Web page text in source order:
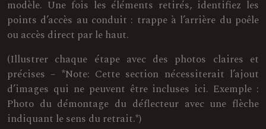
modèle. Une fois les éléments retirés, identifiez les
points d’accès au conduit : trappe à l’arrière du poêle
ou accès direct par le haut.
(Illustrer chaque étape avec des photos claires et
précises – *Note: Cette section nécessiterait l’ajout
d’images qui ne peuvent être incluses ici. Exemple :
Photo du démontage du déflecteur avec une flèche
indiquant le sens du retrait.*)